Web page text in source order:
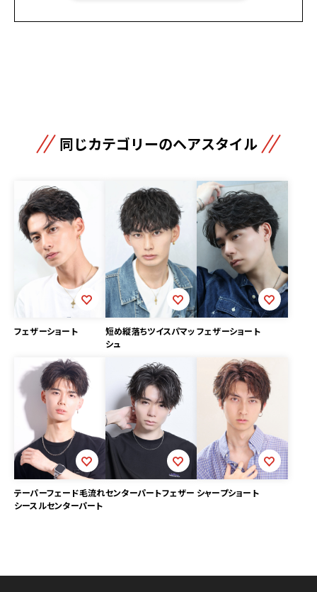
同じカテゴリーのヘアスタイル
フェザーショート
短め縦落ちツイスパマッ
シュ
フェザーショート
テーパーフェード毛流れ
シースルセンターパート
センターパートフェザー シャープショート